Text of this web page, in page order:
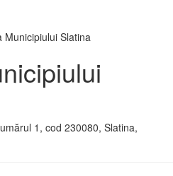
1, cod 230080, Slatina,